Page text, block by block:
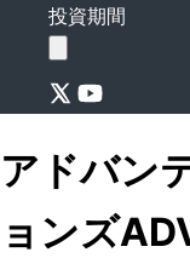
投資期間
アドバン
ョンズ